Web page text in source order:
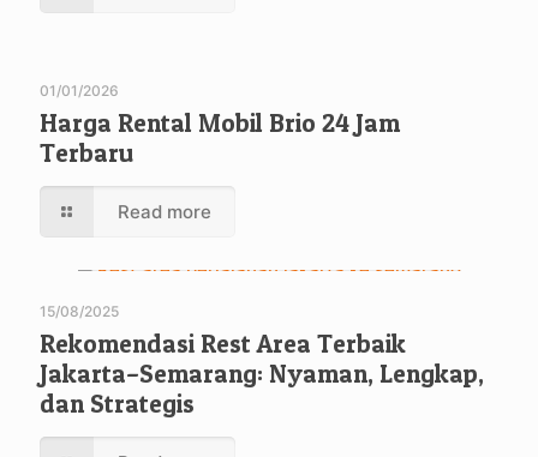
01/01/2026
Harga Rental Mobil Brio 24 Jam
Terbaru
Read more
15/08/2025
Rekomendasi Rest Area Terbaik
Jakarta–Semarang: Nyaman, Lengkap,
dan Strategis